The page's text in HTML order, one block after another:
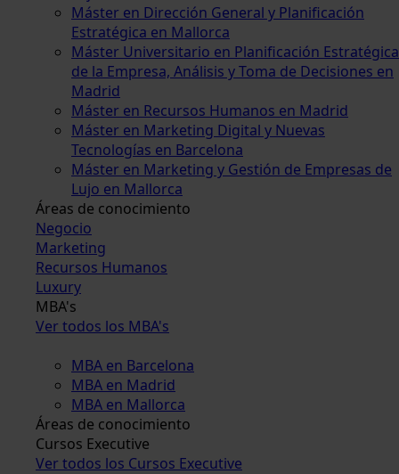
Máster en Dirección General y Planificación
Estratégica en Mallorca
Máster Universitario en Planificación Estratégica
de la Empresa, Análisis y Toma de Decisiones en
Madrid
Máster en Recursos Humanos en Madrid
Máster en Marketing Digital y Nuevas
Tecnologías en Barcelona
Máster en Marketing y Gestión de Empresas de
Lujo en Mallorca
Áreas de conocimiento
Negocio
Marketing
Recursos Humanos
Luxury
MBA's
Ver todos los MBA's
MBA en Barcelona
MBA en Madrid
MBA en Mallorca
Áreas de conocimiento
Cursos Executive
Ver todos los Cursos Executive